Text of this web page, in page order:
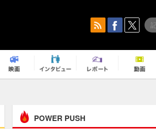
POWER PUSH